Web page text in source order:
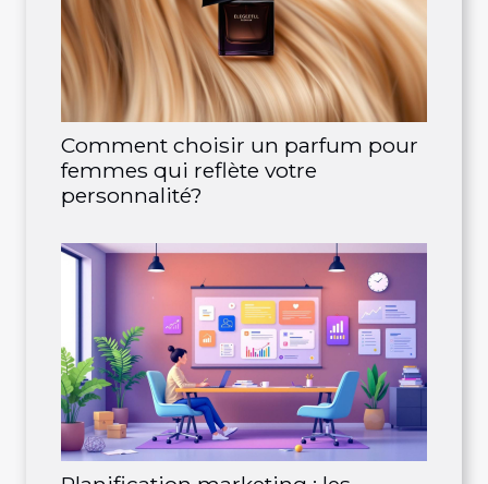
Comment choisir un parfum pour
femmes qui reflète votre
personnalité?